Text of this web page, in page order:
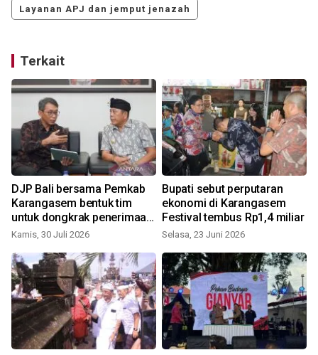
Layanan APJ dan jemput jenazah
Terkait
DJP Bali bersama Pemkab
Karangasem bentuk tim
untuk dongkrak penerimaan
pajak
Kamis, 30 Juli 2026
Bupati sebut perputaran
ekonomi di Karangasem
Festival tembus Rp1,4 miliar
Selasa, 23 Juni 2026